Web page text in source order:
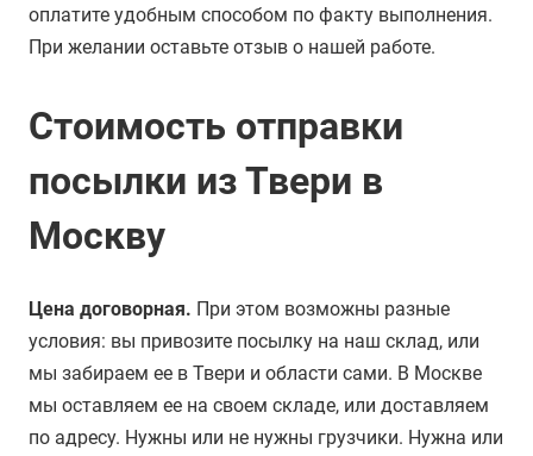
оплатите удобным способом по факту выполнения.
При желании оставьте отзыв о нашей работе.
Стоимость отправки
посылки из Твери в
Москву
Цена договорная. При этом возможны разные
условия: вы привозите посылку на наш склад, или
мы забираем ее в Твери и области сами. В Москве
мы оставляем ее на своем складе, или доставляем
по адресу. Нужны или не нужны грузчики. Нужна или